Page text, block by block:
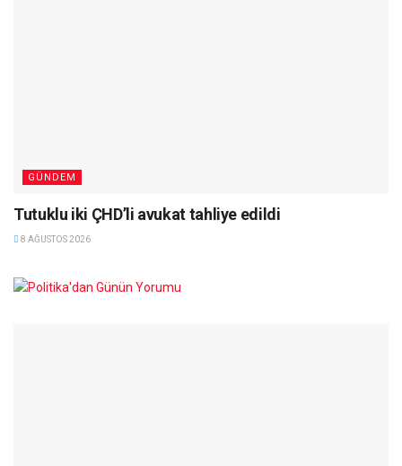
GÜNDEM
Tutuklu iki ÇHD’li avukat tahliye edildi
8 AĞUSTOS 2026